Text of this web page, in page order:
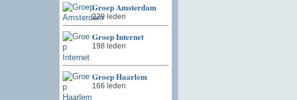
Groep Amsterdam
229 leden
Groep Internet
198 leden
Groep Haarlem
166 leden